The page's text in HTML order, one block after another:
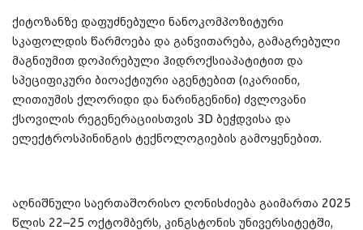
ქიტოზანზე დაფუძნებული ნანოკომპოზიტური
სკაფოლდის წარმოება და განვითარება, გამაგრებული
მაგნიუმით დოპირებული ჰიდროქსიაპატიტით და
სპეციფიკური ბიოაქტიური აგენტებით (იკარიინი,
ლითიუმის ქლორიდი და ნარინგენინი) ძვლოვანი
ქსოვილის რეგენერაციისთვის 3D ბეჭდვისა და
ელექტროსპინინგის ტექნოლოგიების გამოყენებით.
აღნიშნული საერთაშორისო ღონისძიება გაიმართა 2025
წლის 22–25 ოქტომბერს, კინგსტონის უნივერსიტეტში,